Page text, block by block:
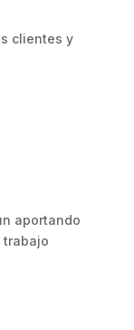
clientes y
aportando
trabajo